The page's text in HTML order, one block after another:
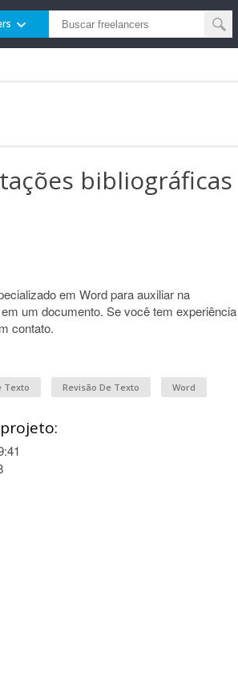
bibliográficas
em Word para auxiliar na
um documento. Se você tem experiência
contato.
Texto Revisão De Texto Word